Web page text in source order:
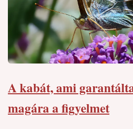
A kabát, ami
magára a figyelmet